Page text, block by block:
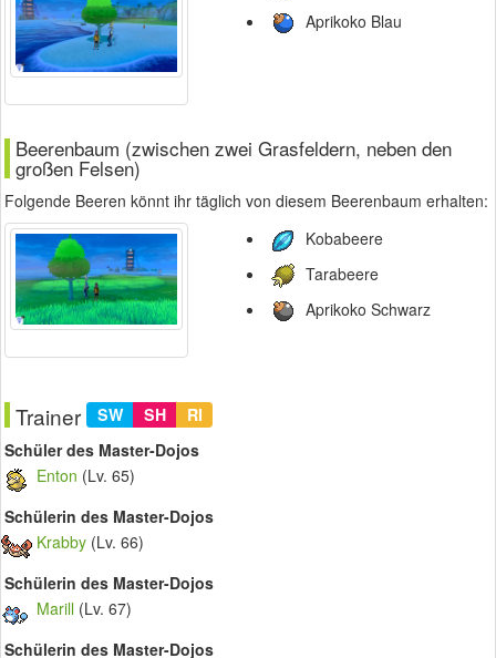
Aprikoko Blau
Beerenbaum (zwischen zwei Grasfeldern, neben den
großen Felsen)
Folgende Beeren könnt ihr täglich von diesem Beerenbaum erhalten:
Kobabeere
Tarabeere
Aprikoko Schwarz
Trainer SW SH
RI
Schüler des Master-Dojos
Enton (Lv. 65)
Schülerin des Master-Dojos
Krabby (Lv. 66)
Schülerin des Master-Dojos
Marill (Lv. 67)
Schülerin des Master-Dojos